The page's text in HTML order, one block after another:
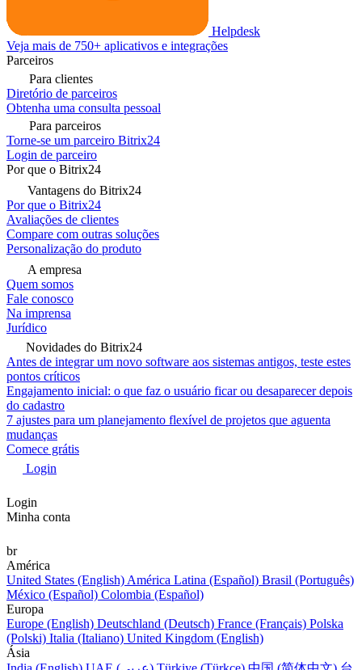
Helpdesk
Veja mais de 750+ aplicativos e integrações
Parceiros
Para clientes
Diretório de parceiros
Obtenha uma consulta pessoal
Para parceiros
Torne-se um parceiro Bitrix24
Login de parceiro
Por que o Bitrix24
Vantagens do Bitrix24
Por que o Bitrix24
Avaliações de clientes
Compare com outras soluções
Personalização do produto
A empresa
Quem somos
Fale conosco
Na imprensa
Jurídico
Novidades do Bitrix24
Antes de integrar um novo software aos sistemas antigos, teste estes
pontos críticos
Engajamento inicial: o que faz o usuário ficar ou desaparecer depois
do cadastro
7 ajustes para um planejamento flexível de projetos que aguenta
mudanças
Comece grátis
Login
Login
Minha conta
br
América
United States (English) América Latina (Español) Brasil (Português)
México (Español) Colombia (Español)
Europa
Europe (English) Deutschland (Deutsch) France (Français) Polska
(Polski) Italia (Italiano) United Kingdom (English)
Ásia